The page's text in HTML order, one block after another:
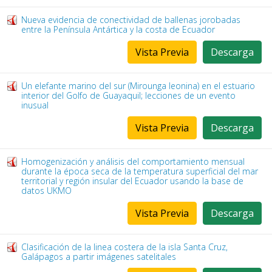
Nueva evidencia de conectividad de ballenas jorobadas
entre la Península Antártica y la costa de Ecuador
Descarga
Vista Previa
Un elefante marino del sur (Mirounga leonina) en el estuario
interior del Golfo de Guayaquil; lecciones de un evento
inusual
Descarga
Vista Previa
Homogenización y análisis del comportamiento mensual
durante la época seca de la temperatura superficial del mar
territorial y región insular del Ecuador usando la base de
datos UKMO
Descarga
Vista Previa
Clasificación de la linea costera de la isla Santa Cruz,
Galápagos a partir imágenes satelitales